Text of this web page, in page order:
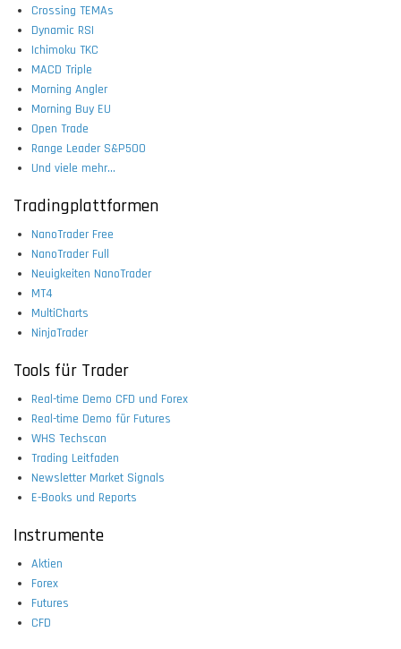
Crossing TEMAs
Dynamic RSI
Ichimoku TKC
MACD Triple
Morning Angler
Morning Buy EU
Open Trade
Range Leader S&P500
Und viele mehr...
Tradingplattformen
NanoTrader Free
NanoTrader Full
Neuigkeiten NanoTrader
MT4
MultiCharts
NinjaTrader
Tools für Trader
Real-time Demo CFD und Forex
Real-time Demo für Futures
WHS Techscan
Trading Leitfaden
Newsletter Market Signals
E-Books und Reports
Instrumente
Aktien
Forex
Futures
CFD